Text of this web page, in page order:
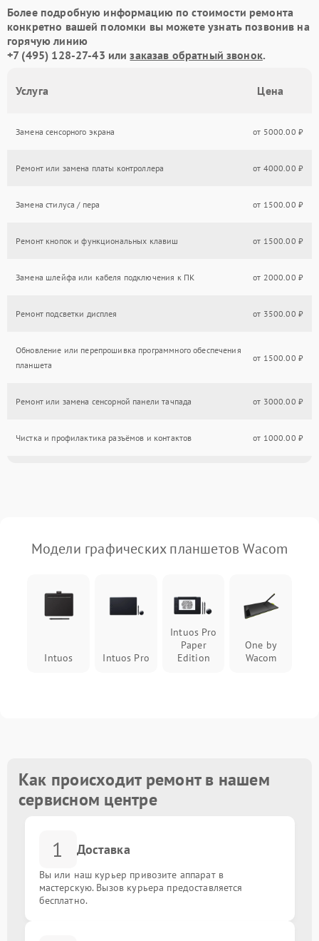
Более подробную информацию по стоимости ремонта
конкретно вашей поломки вы можете узнать позвонив на
горячую линию
+7 (495) 128-27-43 илизаказав обратный звонок.
Услуга Цена
Замена сенсорного экрана от 5000.00 ₽
Ремонт или замена платы контроллера от 4000.00 ₽
Замена стилуса / пера от 1500.00 ₽
Ремонт кнопок и функциональных клавиш от 1500.00 ₽
Замена шлейфа или кабеля подключения к ПК от 2000.00 ₽
Ремонт подсветки дисплея от 3500.00 ₽
Обновление или перепрошивка программного обеспечения
планшета
от 1500.00 ₽
Ремонт или замена сенсорной панели тачпада от 3000.00 ₽
Чистка и профилактика разъёмов и контактов от 1000.00 ₽
Восстановление после падения или удара от 3500.00 ₽
Замена корпуса / крышки планшета от 3000.00 ₽
Настройка устройства от 1000.00 ₽
Модели графических планшетов Wacom
Intuos Intuos Pro
Intuos Pro
Paper
Edition
One by
Wacom
Как происходит ремонт в нашем
сервисном центре
1 Доставка
Вы или наш курьер привозите аппарат в
мастерскую. Вызов курьера предоставляется
бесплатно.